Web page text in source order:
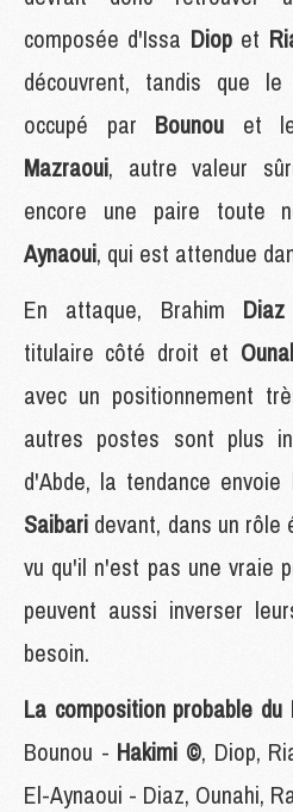
composée d'Issa Diop et
découvrent, tandis que
occupé par Bounou et
Mazraoui, autre valeur
encore une paire toute
Aynaoui, qui est attendue
En attaque, Brahim Diaz
titulaire côté droit et
avec un positionnement
autres postes sont plus
d'Abde, la tendance envoie
Saibari devant, dans un rôle
vu qu'il n'est pas une vraie
peuvent aussi inverser
besoin.
La composition probable
Bounou - Hakimi ©, Diop,
El-Aynaoui - Diaz, Ounahi,